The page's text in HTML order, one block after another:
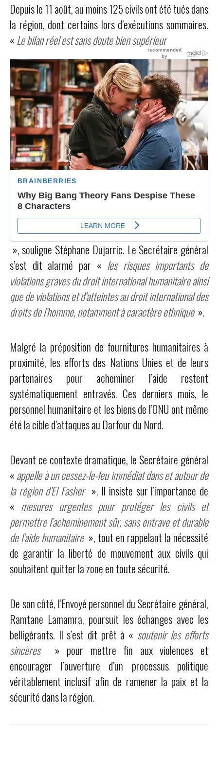
Depuis le 11 août, au moins 125 civils ont été tués dans
la région, dont certains lors d’exécutions sommaires.
« Le bilan réel est sans doute bien supérieur
», souligne Stéphane Dujarric. Le Secrétaire général
s’est dit alarmé par « les risques importants de
violations graves du droit international humanitaire ainsi
que de violations et d’atteintes au droit international des
droits de l’homme, notamment à caractère ethnique ».
Malgré la préposition de fournitures humanitaires à
proximité, les efforts des Nations Unies et de leurs
partenaires pour acheminer l’aide restent
systématiquement entravés. Ces derniers mois, le
personnel humanitaire et les biens de l’ONU ont même
été la cible d’attaques au Darfour du Nord.
Devant ce contexte dramatique, le Secrétaire général
«appelle à un cessez-le-feu immédiat dans et autour de
la région d’El Fasher ». Il insiste sur l’importance de
« mesures urgentes pour protéger les civils et
permettre l’acheminement sûr, sans entrave et durable
de l’aide humanitaire », tout en rappelant la nécessité
de garantir la liberté de mouvement aux civils qui
souhaitent quitter la zone en toute sécurité.
De son côté, l’Envoyé personnel du Secrétaire général,
Ramtane Lamamra, poursuit les échanges avec les
belligérants. Il s’est dit prêt à « soutenir les efforts
sincères
» pour mettre fin aux violences et
encourager l’ouverture d’un processus politique
véritablement inclusif afin de ramener la paix et la
sécurité dans la région.